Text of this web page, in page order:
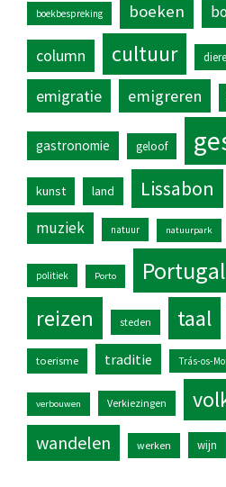
boekbespreking boeken
column cultuur
emigratie emigreren
gastronomie geloof
kunst land Lissabon
muziek natuur natuurpark
politiek Porto Portugal
reizen steden taal
toerisme traditie Trás-os-
verbouwen Verkiezingen
wandelen werken wijn